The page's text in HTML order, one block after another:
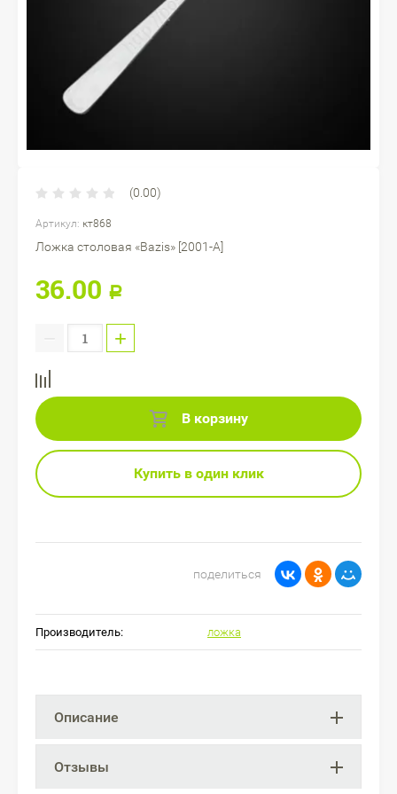
(0.00)
Артикул: кт868
Ложка столовая «Bazis» [2001-A]
36.00 Р
+
В корзину
Купить в один клик
поделиться
Производитель: ложка
Описание
Отзывы